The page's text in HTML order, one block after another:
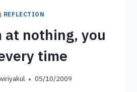
| REFLECTION
nothing, you
time
05/10/2009